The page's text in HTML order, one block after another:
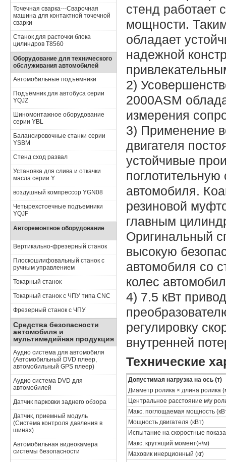
Точечная сварка---Сварочная
машина для контактной точечной
сварки
Станок для расточки блока
цилиндров Т8560
Оборудование для технического
обслуживания автомобилей
Автомобильные подъемники
Подъёмник для автобуса серии
YQJZ
Шиномонтажное оборудование
серии YBL
Балансировочные станки серии
YSBM
Стенд сход развал
Установка для слива и откачки
масла серии Y
воздушный компрессор YGN08
Четырехстоечные подъемники
YQJF
Авторемонтное оборудование
Вертикально-фрезерный станок
Плоскошлифовальный станок с
ручным управлением
Токарный станок
Токарный станок с ЧПУ типа CNC
Фрезерный станок с ЧПУ
Средства безопасности
автомобиля и
мультимедийная продукция
Аудио система для автомобиля
(Автомобильный DVD плеер,
автомобильный GPS плеер)
Аудио система DVD для
автомобилей
Датчик парковки заднего обзора
Датчик, приемный модуль
(Система контроля давления в
шинах)
Автомобильная видеокамера
системы безопасности
стенд работает
мощности.
обладает
надежной
2)
2000ASM
измерения
3) Применение
двигателя
устойчивые
автомобиля.
резиновой
главным
Оригинальный
высокую
автомобиля со
колес
4) 7.5 кВт
регулировку
внутренней
Технические
Допустимая нагрузка на ось (т)
Диаметр ролика × длина ролика
Центральное расстояние м\у
Макс. поглощаемая мощность
Мощность двигателя (кВт)
Испытание на скоростные
Макс. крутящий момент(н\м)
Маховик инерционный (кг)